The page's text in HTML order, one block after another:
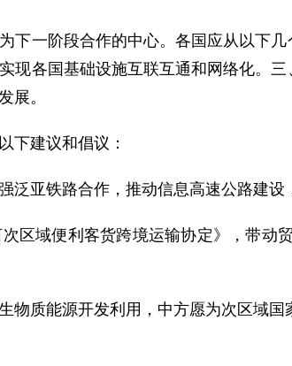
一阶段合作的中心。各国应从以下几
现各国基础设施互联互通和网络化。
展。
建议和倡议：
亚铁路合作，推动信息高速公路建设
域便利客货跨境运输协定》，带动
质能源开发利用，中方愿为次区域国